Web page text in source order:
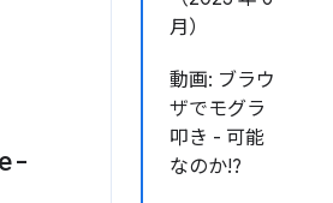
月）
動画: ブラウ
ザでモグラ
叩き - 可能
なのか!?